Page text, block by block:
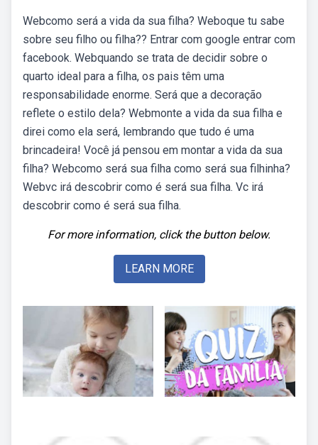
Webcomo será a vida da sua filha? Weboque tu sabe
sobre seu filho ou filha?? Entrar com google entrar com
facebook. Webquando se trata de decidir sobre o
quarto ideal para a filha, os pais têm uma
responsabilidade enorme. Será que a decoração
reflete o estilo dela? Webmonte a vida da sua filha e
direi como ela será, lembrando que tudo é uma
brincadeira! Você já pensou em montar a vida da sua
filha? Webcomo será sua filha como será sua filhinha?
Webvc irá descobrir como é será sua filha. Vc irá
descobrir como é será sua filha.
For more information, click the button below.
LEARN MORE